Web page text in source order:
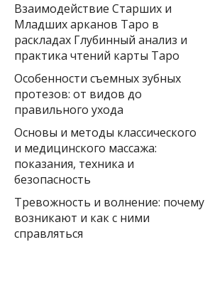
Взаимодействие Старших и
Младших арканов Таро в
раскладах Глубинный анализ и
практика чтений карты Таро
Особенности съемных зубных
протезов: от видов до
правильного ухода
Основы и методы классического
и медицинского массажа:
показания, техника и
безопасность
Тревожность и волнение: почему
возникают и как с ними
справляться